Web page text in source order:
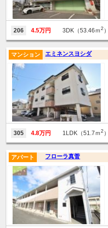
206 4.5万円 3DK（53.46ｍ2 ）
エミネンスヨシダ
マンション
305 4.8万円 1LDK（51.7ｍ2 ）
フローラ真菅
アパート